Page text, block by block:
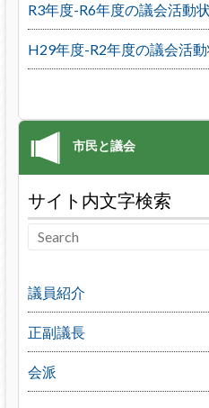
R3年度-R6年度の議会活動
H29年度-R2年度の議会活動
サイト内文字検索
議員紹介
正副議長
会派